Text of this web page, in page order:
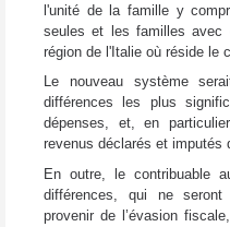
l'unité de la famille y
seules et les familles avec
région de l'Italie où réside le
Le nouveau système
différences les plus
dépenses, et, en
revenus déclarés et imputés
En outre, le contribuable
différences, qui ne
provenir de l’évasion